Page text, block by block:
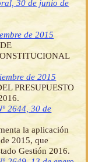
30 de junio de
de 2015
de 2015
PRESUPUESTO
2644, 30 de
la aplicación
2015, que
Gestión 2016.